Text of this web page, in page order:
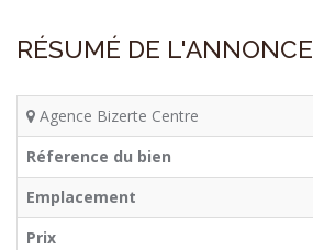
RÉSUMÉ DE L'ANNONCE
Agence Bizerte Centre
Réference du bien
Emplacement
Prix